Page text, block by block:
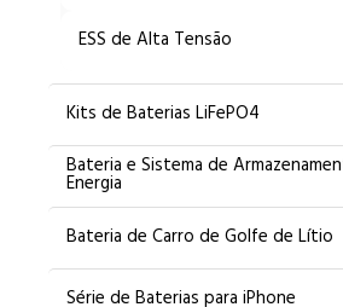
ESS de Alta Tensão
Kits de Baterias LiFePO4
Bateria e Sistema de
Energia
Bateria de Carro de Golfe de Lítio
Série de Baterias para iPhone